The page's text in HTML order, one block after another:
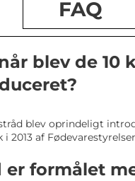
FAQ
blev de 10
blev oprindeligt
i 2013 af
er formålet